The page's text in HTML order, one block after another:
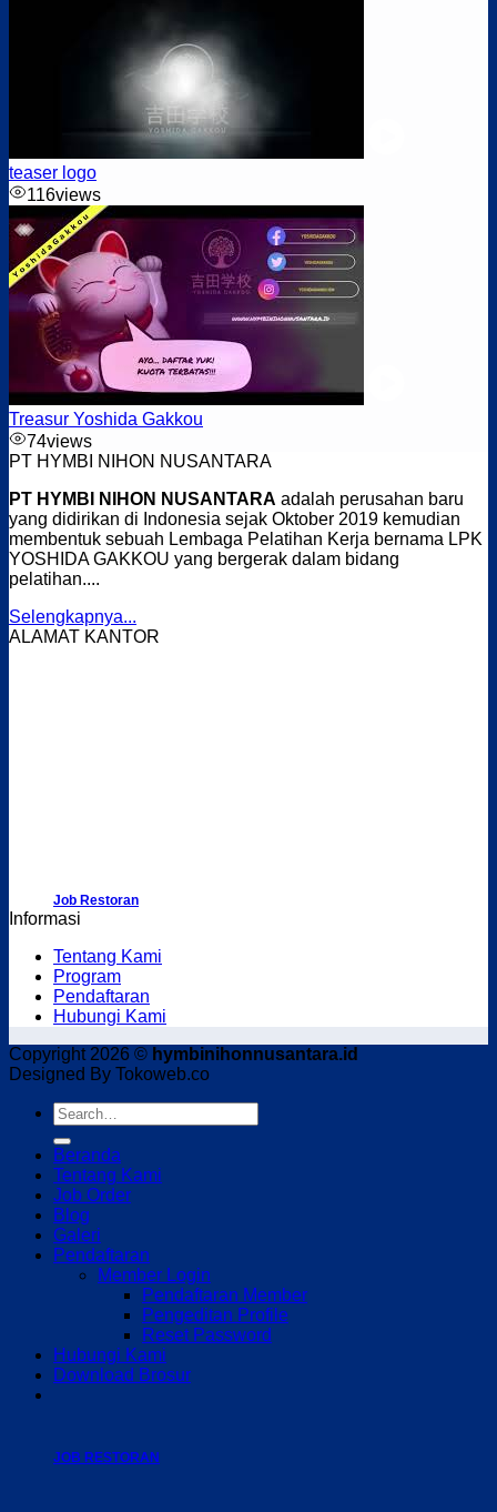
JOB PENGOLAHAN MAKANAN
Job Restoran
JOB RESTORAN
teaser logo
116views
Treasur Yoshida Gakkou
74views
PT HYMBI NIHON NUSANTARA
PT HYMBI NIHON NUSANTARA adalah perusahan baru
yang didirikan di Indonesia sejak Oktober 2019 kemudian
membentuk sebuah Lembaga Pelatihan Kerja bernama LPK
YOSHIDA GAKKOU yang bergerak dalam bidang
pelatihan....
Selengkapnya...
ALAMAT KANTOR
Informasi
Tentang Kami
Program
Pendaftaran
Hubungi Kami
Copyright 2026 © hymbinihonnusantara.id
Designed By Tokoweb.co
Beranda
Tentang Kami
Job Order
Blog
Galeri
Pendaftaran
Member Login
Pendaftaran Member
Pengeditan Profile
Reset Password
Hubungi Kami
Download Brosur